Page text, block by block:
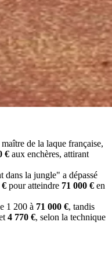
de la laque française,
€ aux enchères, attirant
dans la jungle" a dépassé
€ pour atteindre 71 000 € en
1 200 à 71 000 €, tandis
4 770 €, selon la technique